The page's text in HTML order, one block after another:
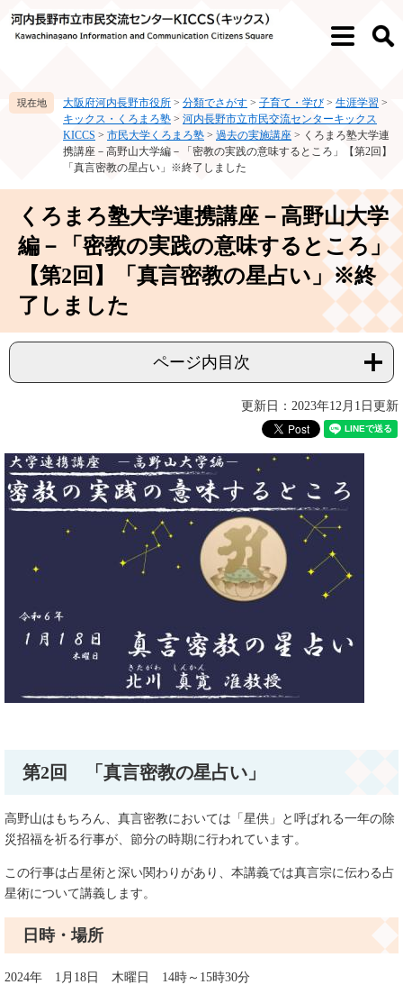
ー
ニ
メ
検
大阪府河内長野市役所 > 分類でさがす > 子育て・学び > 生涯学習 >
キックス・くろまろ塾 > 河内長野市立市民交流センターキックス
KICCS > 市民大学くろまろ塾 > 過去の実施講座 > くろまろ塾大学連
携講座－高野山大学編－「密教の実践の意味するところ」【第2回】
「真言密教の星占い」※終了しました
くろまろ塾大学連携講座－高野山大学
編－「密教の実践の意味するところ」
【第2回】「真言密教の星占い」※終
了しました
ページ内目次
更新日：2023年12月1日更新
第2回 「真言密教の星占い」
高野山はもちろん、真言密教においては「星供」と呼ばれる一年の除
災招福を祈る行事が、節分の時期に行われています。
この行事は占星術と深い関わりがあり、本講義では真言宗に伝わる占
星術について講義します。
日時・場所
2024年 1月18日 木曜日 14時～15時30分